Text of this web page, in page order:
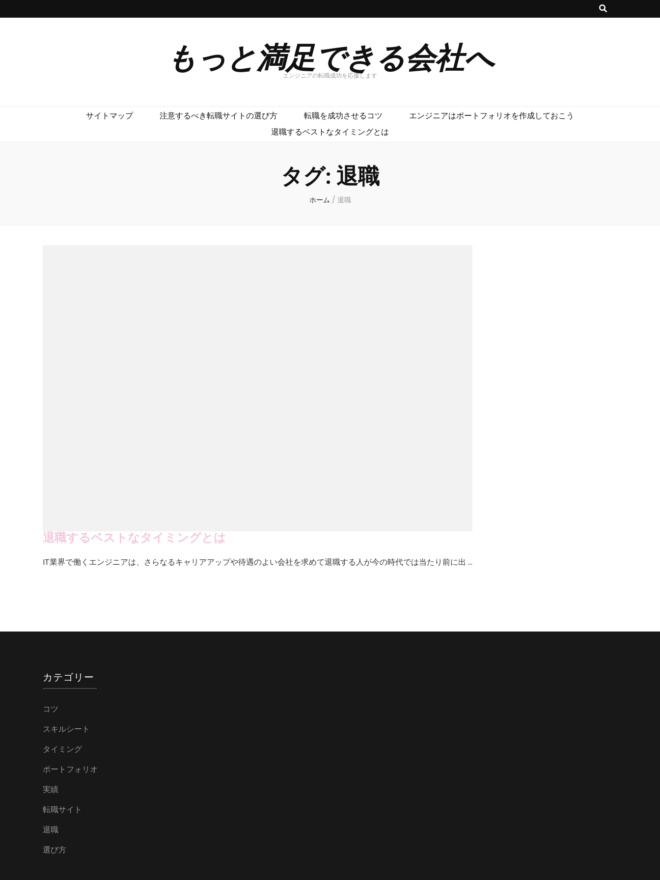
もっと満足できる会社へ
エンジニアの転職成功を応援します
サイトマップ 注意するべき転職サイトの選び方 転職を成功させるコツ
エンジニアはポートフォリオを作成しておこう
退職するベストなタイミングとは
タグ: 退職
ホーム / 退職
退職するベストなタイミングとは
IT業界で働くエンジニアは、さらなるキャリアアップや待遇のよい会社を求めて退職する人が今の時代では当たり前に出 …
カテゴリー
コツ
スキルシート
タイミング
ポートフォリオ
実績
転職サイト
退職
選び方